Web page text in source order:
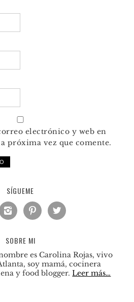
electrónico y web en
próxima vez que comente.
SÍGUEME
  
SOBRE MI
es Carolina Rojas, vivo
soy mamá, cocinera
y food blogger.Leer más…